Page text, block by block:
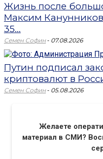
Жизнь после
Максим
35...
Семен Софин - 07.08.2026
Путин подписал
криптовалют в
Семен Софин - 05.08.2026
Желаете
материал в СМИ?